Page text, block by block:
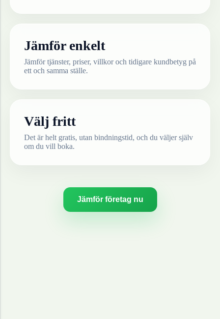
Jämför enkelt
Jämför tjänster, priser, villkor och tidigare kundbetyg på
ett och samma ställe.
Välj fritt
Det är helt gratis, utan bindningstid, och du väljer själv
om du vill boka.
Jämför företag nu